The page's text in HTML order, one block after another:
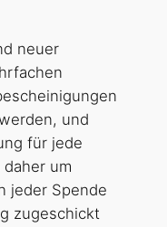
neuer
und
für jede
um
jeder Spende
zugeschickt